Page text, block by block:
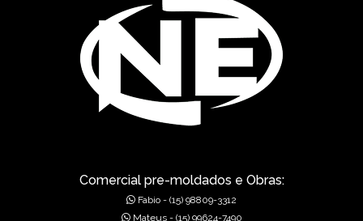
FÁBRICA DE PRÉ-MOLDADOS
GÁRGULAS PRÉ-MOLDADAS
GRELHAS PARA BOCA DE LEÃO
MUROS DE ALA PRÉ-MOLDADOS
Comercial pre-moldados e Obras:
Fabio - (15) 98809-3312
Mateus - (15) 99624-7490